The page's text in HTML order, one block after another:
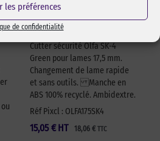
les préférences
de confidentialité
Cutter sécurité Olfa
17,5 mm SK-4 Green
Cutter sécurité Olfa SK-4
Green pour lames 17,5 mm.
Changement de lame rapide
et sans outils. Manche en
ABS 100% recyclé. Ambidextre.
Réf Pixcl : OLFA175SK4
15,05 € 18,06 € TTC
HT